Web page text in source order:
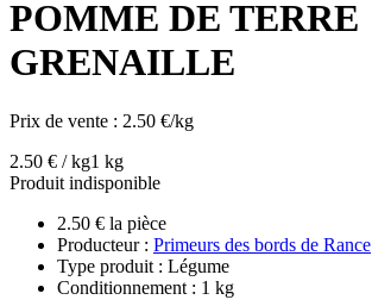
POMME DE TERRE
GRENAILLE
Prix de vente : 2.50 €/kg
2.50 € / kg1 kg
Produit indisponible
2.50 € la pièce
Producteur : Primeurs des bords de Rance
Type produit : Légume
Conditionnement : 1 kg